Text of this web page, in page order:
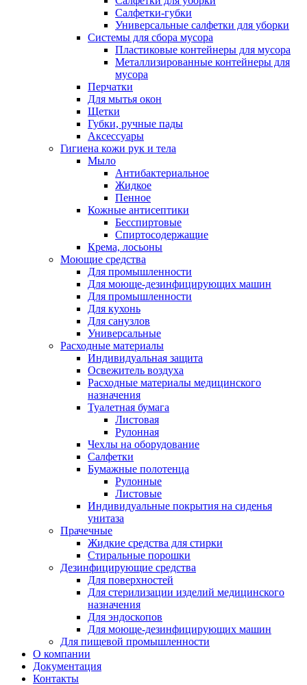
Салфетки-губки
Универсальные салфетки для уборки
Системы для сбора мусора
Пластиковые контейнеры для мусора
Металлизированные контейнеры для
мусора
Перчатки
Для мытья окон
Щетки
Губки, ручные пады
Аксессуары
Гигиена кожи рук и тела
Мыло
Антибактериальное
Жидкое
Пенное
Кожные антисептики
Бесспиртовые
Cпиртосодержащие
Крема, лосьоны
Моющие средства
Для промышленности
Для моюще-дезинфицирующих машин
Для промышленности
Для кухонь
Для санузлов
Универсальные
Расходные материалы
Индивидуальная защита
Освежитель воздуха
Расходные материалы медицинского
назначения
Туалетная бумага
Листовая
Рулонная
Чехлы на оборудование
Салфетки
Бумажные полотенца
Рулонные
Листовые
Индивидуальные покрытия на сиденья
унитаза
Прачечные
Жидкие средства для стирки
Стиральные порошки
Дезинфицирующие средства
Для поверхностей
Для стерилизации изделий медицинского
назначения
Для эндоскопов
Для моюще-дезинфицирующих машин
Для пищевой промышленности
О компании
Документация
Контакты